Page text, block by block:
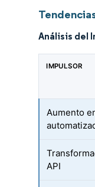
Análisis del
IMPULSOR
Aumento
API